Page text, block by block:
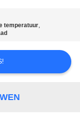
temperatuur,